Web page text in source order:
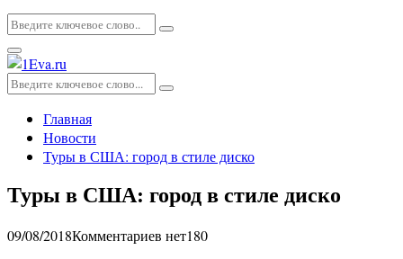
Искать:
Поиск
Основное
меню
Искать:
Поиск
Главная
Новости
Туры в США: город в стиле диско
Туры в США: город в стиле диско
09/08/2018Комментариев нет180